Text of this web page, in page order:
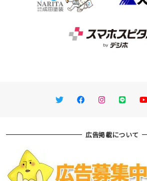
TwitterFacebookInstagram
LINE
広告掲載について